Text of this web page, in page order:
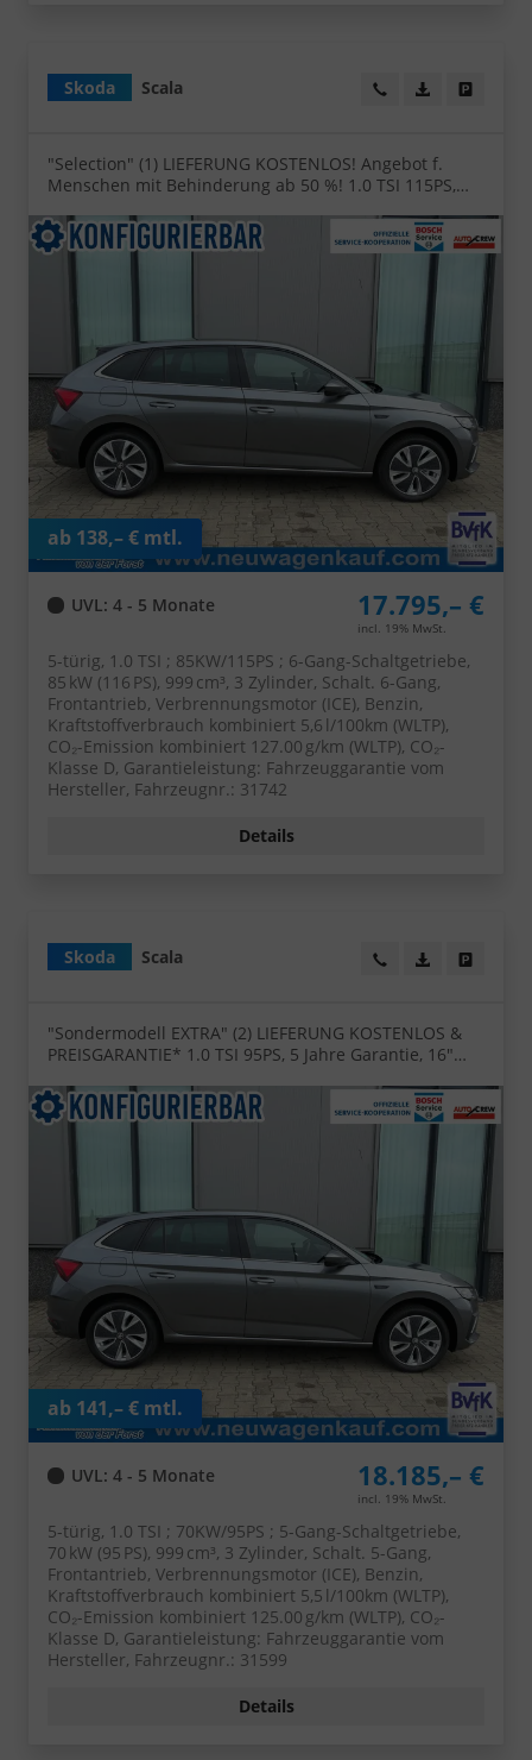
Skoda Scala Wir rufen Sie an!
PDF-Datei,
"Selection" (1) LIEFERUNG KOSTENLOS! Angebot f.
Menschen mit Behinderung ab 50 %! 1.0 TSI 115PS,
Scheinwerfer, Tempomat, Virtual Cockpit, Radio 8",
Nebelscheinwerfer
UVL: 4 - 5 Monate 17.795,– €
incl. 19% MwSt.
ab 138,– € mtl.
5-türig, 1.0 TSI ; 85KW/115PS ; 6-Gang-Schaltgetriebe,
85 kW (116 PS), 999 cm³, 3 Zylinder, Schalt. 6-Gang,
Frontantrieb, Verbrennungsmotor (ICE), Benzin,
Kraftstoffverbrauch kombiniert 5,6 l/100km (WLTP),
CO₂-Emission kombiniert 127.00 g/km (WLTP), CO₂-
Klasse D, Garantieleistung: Fahrzeuggarantie vom
Hersteller, Fahrzeugnr.: 31742
Details
Skoda Scala Wir rufen Sie an!
PDF-Datei,
"Sondermodell EXTRA" (2) LIEFERUNG KOSTENLOS &
PREISGARANTIE* 1.0 TSI 95PS, 5 Jahre Garantie, 16"
Sitzheizung, Climatronic, SunSet, Tempomat, Radio 8"
+ Smartlink, Full-LED-Scheinwerfer, NSW, Virtual
UVL : 4 - 5 Monate 18.185,– €
incl. 19% MwSt.
ab 141,– € mtl.
5-türig, 1.0 TSI ; 70KW/95PS ; 5-Gang-Schaltgetriebe,
70 kW (95 PS), 999 cm³, 3 Zylinder, Schalt. 5-Gang,
Frontantrieb, Verbrennungsmotor (ICE), Benzin,
Kraftstoffverbrauch kombiniert 5,5 l/100km (WLTP),
CO₂-Emission kombiniert 125.00 g/km (WLTP), CO₂-
Klasse D, Garantieleistung: Fahrzeuggarantie vom
Hersteller, Fahrzeugnr.: 31599
Details